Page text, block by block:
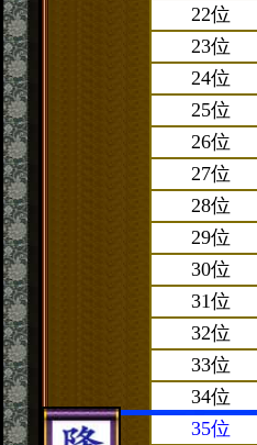
22位
23位
24位
25位
26位
27位
28位
29位
30位
31位
32位
33位
34位
35位